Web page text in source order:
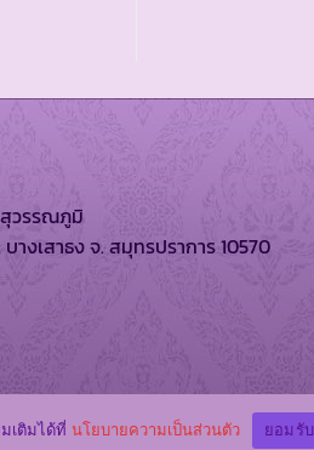
วรรณภูมิ
งเสาธง จ. สมุทรปราการ 10570
ทยาลัยอัสสัมชัญ
เติมได้ที่ นโยบายความเป็นส่วนตัว ยอมรับ